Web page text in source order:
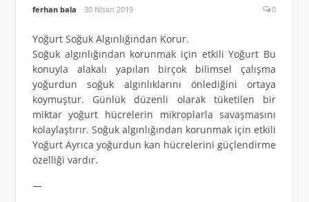
ferhan bala 30 Nisan 2019 0
Yoğurt Soğuk Algınlığından Korur.
Soğuk algınlığından korunmak için etkili Yoğurt Bu
konuyla alakalı yapılan birçok bilimsel çalışma
yoğurdun soğuk algınlıklarını önlediğini ortaya
koymuştur. Günlük düzenli olarak tüketilen bir
miktar yoğurt hücrelerin mikroplarla savaşmasını
kolaylaştırır. Soğuk algınlığından korunmak için etkili
Yoğurt Ayrıca yoğurdun kan hücrelerini güçlendirme
özelliği vardır.
—